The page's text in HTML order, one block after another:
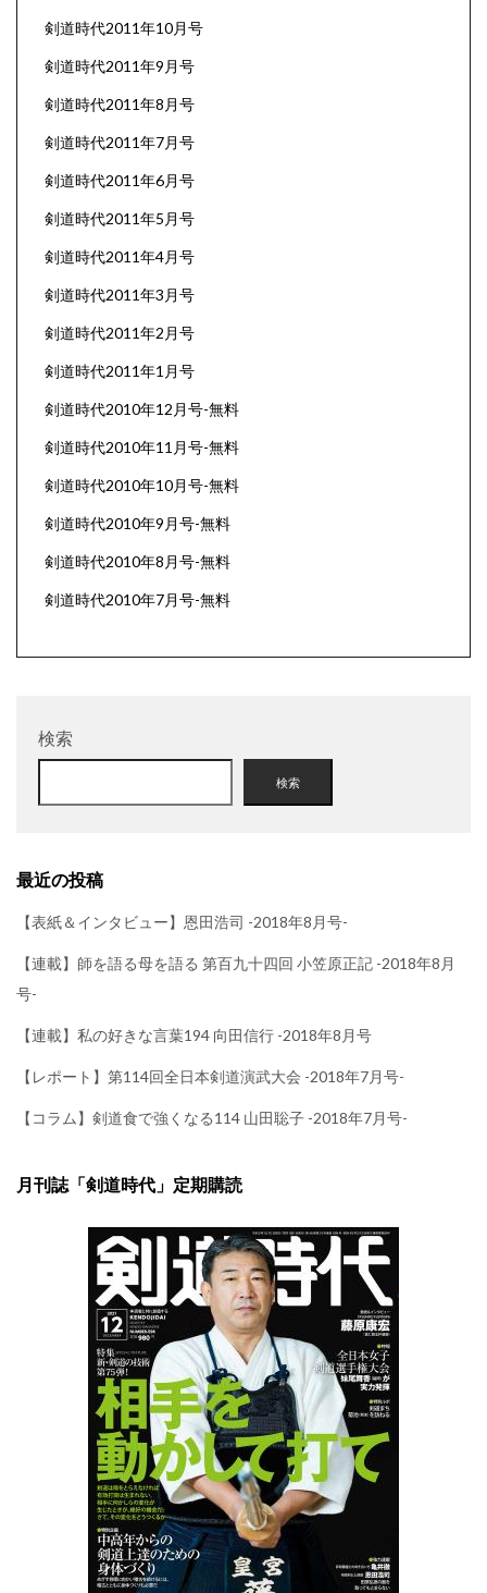
剣道時代2011年10月号
剣道時代2011年9月号
剣道時代2011年8月号
剣道時代2011年7月号
剣道時代2011年6月号
剣道時代2011年5月号
剣道時代2011年4月号
剣道時代2011年3月号
剣道時代2011年2月号
剣道時代2011年1月号
剣道時代2010年12月号-無料
剣道時代2010年11月号-無料
剣道時代2010年10月号-無料
剣道時代2010年9月号-無料
剣道時代2010年8月号-無料
剣道時代2010年7月号-無料
検索
検索
最近の投稿
【表紙＆インタビュー】恩田浩司 -2018年8月号-
【連載】師を語る母を語る 第百九十四回 小笠原正記 -2018年8月
号-
【連載】私の好きな言葉194 向田信行 -2018年8月号
【レポート】第114回全日本剣道演武大会 -2018年7月号-
【コラム】剣道食で強くなる114 山田聡子 -2018年7月号-
月刊誌「剣道時代」定期購読